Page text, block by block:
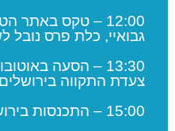
12:00 – טקס
גבואיי, כלת פרס נובל
13:30 – הסעה
צעדת התקווה
15:00 – התכנסות בירושלים (כיכר אגרנט)